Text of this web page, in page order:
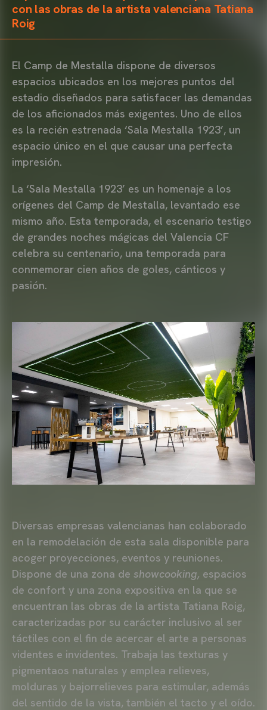
con las obras de la artista valenciana Tatiana
Roig
El Camp de Mestalla dispone de diversos
espacios ubicados en los mejores puntos del
estadio diseñados para satisfacer las demandas
de los aficionados más exigentes. Uno de ellos
es la recién estrenada ‘Sala Mestalla 1923’, un
espacio único en el que causar una perfecta
impresión.
La ‘Sala Mestalla 1923’ es un homenaje a los
orígenes del Camp de Mestalla, levantado ese
mismo año. Esta temporada, el escenario testigo
de grandes noches mágicas del Valencia CF
celebra su centenario, una temporada para
conmemorar cien años de goles, cánticos y
pasión.
Diversas empresas valencianas han colaborado
en la remodelación de esta sala disponible para
acoger proyecciones, eventos y reuniones.
Dispone de una zona de showcooking, espacios
de confort y una zona expositiva en la que se
encuentran las obras de la artista Tatiana Roig,
caracterizadas por su carácter inclusivo al ser
táctiles con el fin de acercar el arte a personas
videntes e invidentes. Trabaja las texturas y
pigmentaos naturales y emplea relieves,
molduras y bajorrelieves para estimular, además
del sentido de la vista, también el tacto y el oído.